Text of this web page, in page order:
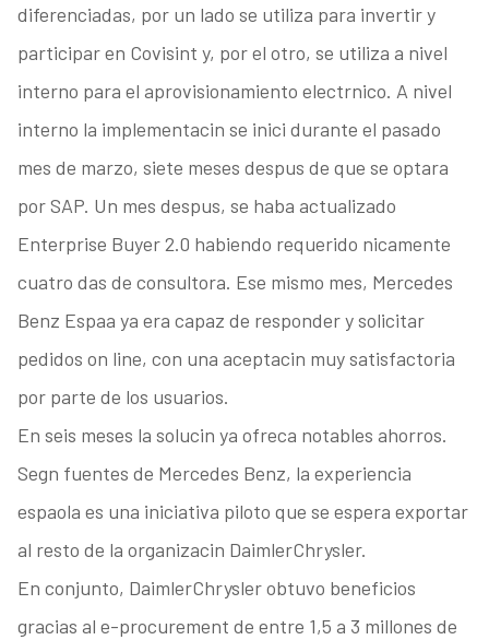
diferenciadas, por un lado se utiliza para invertir y
participar en Covisint y, por el otro, se utiliza a nivel
interno para el aprovisionamiento electrnico. A nivel
interno la implementacin se inici durante el pasado
mes de marzo, siete meses despus de que se optara
por SAP. Un mes despus, se haba actualizado
Enterprise Buyer 2.0 habiendo requerido nicamente
cuatro das de consultora. Ese mismo mes, Mercedes
Benz Espaa ya era capaz de responder y solicitar
pedidos on line, con una aceptacin muy satisfactoria
por parte de los usuarios.
En seis meses la solucin ya ofreca notables ahorros.
Segn fuentes de Mercedes Benz, la experiencia
espaola es una iniciativa piloto que se espera exportar
al resto de la organizacin DaimlerChrysler.
En conjunto, DaimlerChrysler obtuvo beneficios
gracias al e-procurement de entre 1,5 a 3 millones de